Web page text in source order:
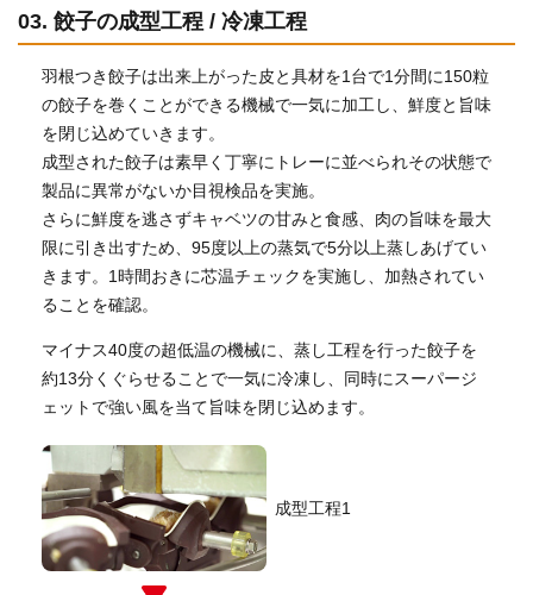
03. 餃子の成型工程 / 冷凍工程
羽根つき餃子は出来上がった皮と具材を1台で1分間に150粒
の餃子を巻くことができる機械で一気に加工し、 鮮度と旨味
を閉じ込めていきます。
成型された餃子は素早く丁寧にトレーに並べられその状態で
製品に異常がないか目視検品を実施。
さらに鮮度を逃さずキャベツの甘みと食感、肉の旨味を最大
限に引き出すため、 95度以上の蒸気で5分以上蒸しあげてい
きます。1時間おきに芯温チェックを実施し、加熱されてい
ることを確認。
マイナス40度の超低温の機械に、蒸し工程を行った餃子を
約13分くぐらせることで一気に冷凍し、同時にスーパージ
ェットで強い風を当て旨味を閉じ込めます。
成型工程1